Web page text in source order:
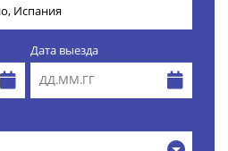
Дата выезда